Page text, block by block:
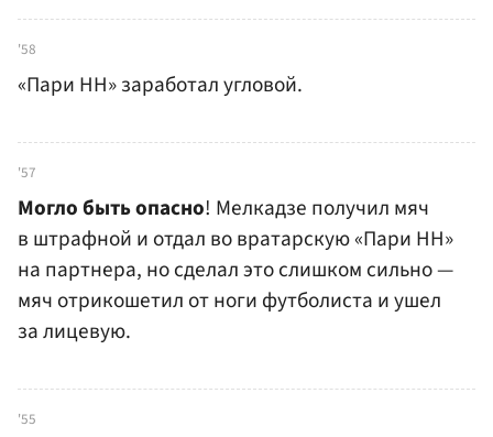
'58
«Пари НН» заработал угловой.
'57
Могло быть опасно! Мелкадзе получил мяч
в штрафной и отдал во вратарскую «Пари НН»
на партнера, но сделал это слишком сильно —
мяч отрикошетил от ноги футболиста и ушел
за лицевую.
'55